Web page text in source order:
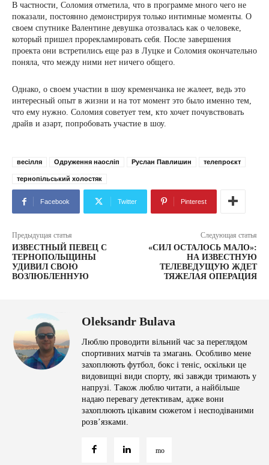
В частности, Соломия отметила, что в программе много чего не
показали, постоянно демонстрируя только интимные моменты. О
своем спутнике Валентине девушка отозвалась как о человеке,
который пришел прорекламировать себя. После завершения
проекта они встретились еще раз в Луцке и Соломия окончательно
поняла, что между ними нет ничего общего.
Однако, о своем участии в шоу кременчанка не жалеет, ведь это
интересный опыт в жизни и на тот момент это было именно тем,
что ему нужно. Соломия советует тем, кто хочет почувствовать
драйв и азарт, попробовать участие в шоу.
весілля Одруження наосліп Руслан Павлишин телепроєкт
тернопільський холостяк
Facebook Twitter Pinterest
Предыдущая статья
ИЗВЕСТНЫЙ ПЕВЕЦ С
ТЕРНОПОЛЬЩИНЫ
УДИВИЛ СВОЮ
ВОЗЛЮБЛЕННУЮ
Следующая статья
«СИЛ ОСТАЛОСЬ МАЛО»:
НА ИЗВЕСТНУЮ
ТЕЛЕВЕДУЩУЮ ЖДЕТ
ТЯЖЕЛАЯ ОПЕРАЦИЯ
Oleksandr Bulava
Люблю проводити вільний час за переглядом
спортивних матчів та змагань. Особливо мене
захоплюють футбол, бокс і теніс, оскільки це
видовищні види спорту, які завжди тримають у
напрузі. Також люблю читати, а найбільше
надаю перевагу детективам, адже вони
захоплюють цікавим сюжетом і несподіваними
розв’язками.